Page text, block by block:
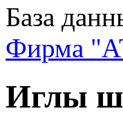
База
Фирма
Иглы